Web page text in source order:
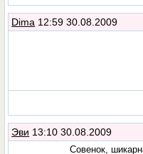
Dima 12:59 30.08.2009
Эви 13:10 30.08.2009
Совенок,